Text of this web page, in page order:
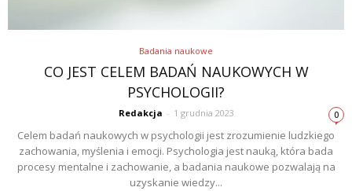
Badania naukowe
CO JEST CELEM BADAŃ NAUKOWYCH W
PSYCHOLOGII?
Redakcja - 1 grudnia 2023 0
Celem badań naukowych w psychologii jest zrozumienie ludzkiego
zachowania, myślenia i emocji. Psychologia jest nauką, która bada
procesy mentalne i zachowanie, a badania naukowe pozwalają na
uzyskanie wiedzy...